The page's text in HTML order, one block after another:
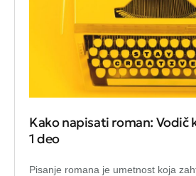
Kako napisati roman: Vodič
1 deo
Pisanje romana je umetnost koja